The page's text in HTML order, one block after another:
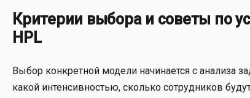
Критерии выбора и советы по
HPL
Выбор конкретной модели начинается с анализа
какой интенсивностью, сколько сотрудников